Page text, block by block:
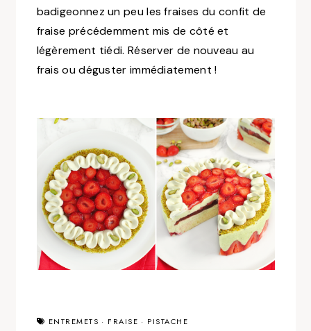
badigeonnez un peu les fraises du confit de
fraise précédemment mis de côté et
légèrement tiédi. Réserver de nouveau au
frais ou déguster immédiatement !
ENTREMETS · FRAISE · PISTACHE